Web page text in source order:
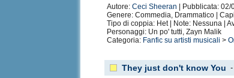
Autore:Ceci Sheeran
| Pubblicata:
Genere: Commedia, Drammatico |
Tipo di coppia: Het | Note: Nessuna |
Personaggi: Un po' tutti, Zayn Malik
Categoria: Fanfic su artisti musicali >
They just don't know You -